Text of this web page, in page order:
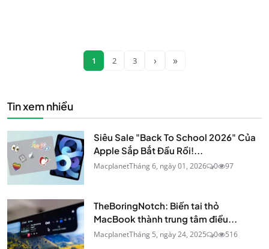
1 2 3 › »
Tin xem nhiều
Siêu Sale "Back To School 2026" Của
Apple Sắp Bắt Đầu Rồi!...
MacplanetTháng 6, ngày 01, 2026 0 97
TheBoringNotch: Biến tai thỏ
MacBook thành trung tâm điều...
MacplanetTháng 5, ngày 24, 2025 0 516